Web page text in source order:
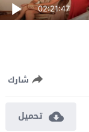
02:21:47
شارك
تحميل